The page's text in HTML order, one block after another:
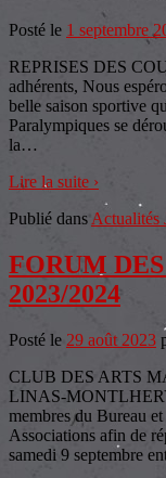
Posté le 1 septembre
REPRISES DES
adhérents, Nous
belle saison sportive
Paralympiques se
la…
Lire la suite ›
Publié dans Actualités
FORUM
2023/2024
Posté le 29 août 2023
CLUB DES ARTS
LINAS-
membres du Bureau
Associations afin de
samedi 9 septembre